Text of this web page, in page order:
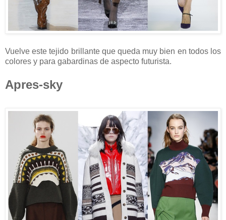
Vuelve este tejido brillante que queda muy bien en todos los
colores y para gabardinas de aspecto futurista.
Apres-sky